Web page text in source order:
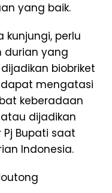
yang baik.
kunjungi, perlu
durian yang
biobriket
mengatasi
keberadaan
dijadikan
Bupati saat
Indonesia.